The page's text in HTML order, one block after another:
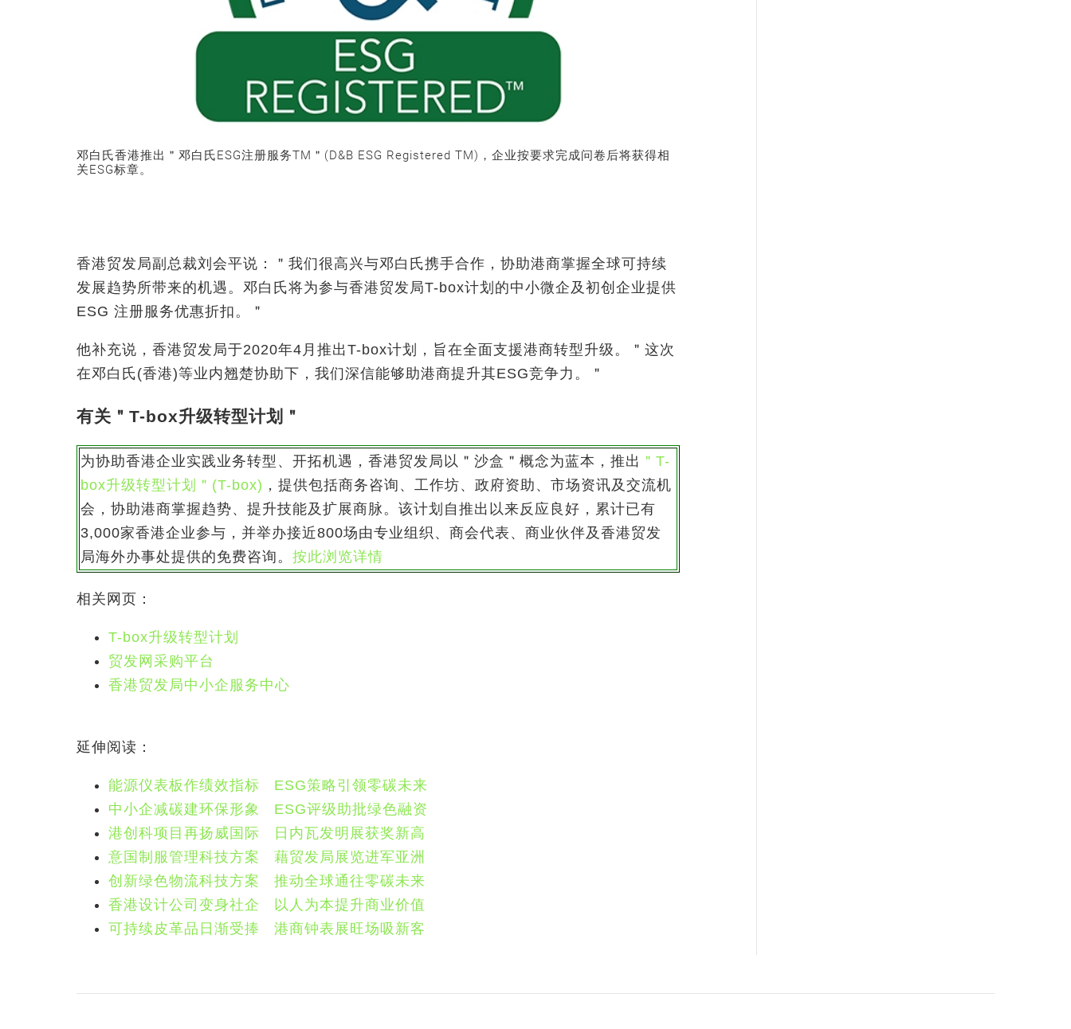
邓白氏香港推出＂邓白氏ESG注册服务TM＂(D&B ESG Registered TM)，企业按要求完成问卷后将获得相
关ESG标章。
香港贸发局副总裁刘会平说：＂我们很高兴与邓白氏携手合作，协助港商掌握全球可持续
发展趋势所带来的机遇。邓白氏将为参与香港贸发局T-box计划的中小微企及初创企业提供
ESG 注册服务优惠折扣。＂
他补充说，香港贸发局于2020年4月推出T-box计划，旨在全面支援港商转型升级。＂这次
在邓白氏(香港)等业内翘楚协助下，我们深信能够助港商提升其ESG竞争力。＂
有关＂T-box升级转型计划＂
为协助香港企业实践业务转型、开拓机遇，香港贸发局以＂沙盒＂概念为蓝本，推出 ＂T-
box升级转型计划＂(T-box) ，提供包括商务咨询、工作坊、政府资助、市场资讯及交流机
会，协助港商掌握趋势、提升技能及扩展商脉。该计划自推出以来反应良好，累计已有
3,000家香港企业参与，并举办接近800场由专业组织、商会代表、商业伙伴及香港贸发
局海外办事处提供的免费咨询。 按此浏览详情
相关网页：
T-box升级转型计划
贸发网采购平台
香港贸发局中小企服务中心
延伸阅读：
能源仪表板作绩效指标 ESG策略引领零碳未来
中小企减碳建环保形象 ESG评级助批绿色融资
港创科项目再扬威国际 日内瓦发明展获奖新高
意国制服管理科技方案 藉贸发局展览进军亚洲
创新绿色物流科技方案 推动全球通往零碳未来
香港设计公司变身社企 以人为本提升商业价值
可持续皮革品日渐受捧 港商钟表展旺场吸新客